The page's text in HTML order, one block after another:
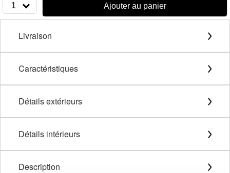
1 Ajouter au panier
Livraison
Caractéristiques
Détails extérieurs
Détails intérieurs
Description